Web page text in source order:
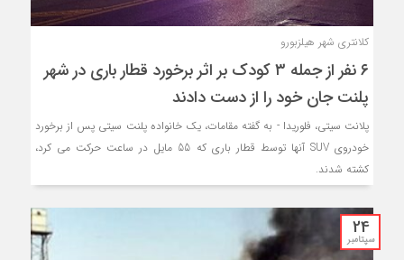
کلانتری شهر هیلزبورو
۶ نفر از جمله ۳ کودک بر اثر برخورد قطار باری در شهر
پلنت جان خود را از دست دادند
پلانت سیتی، فلوریدا - به گفته مقامات، یک خانواده پلنت سیتی پس از برخورد
خودروی SUV آنها توسط قطار باری که 55 مایل در ساعت حرکت می کرد،
کشته شدند.
24
سپتامبر